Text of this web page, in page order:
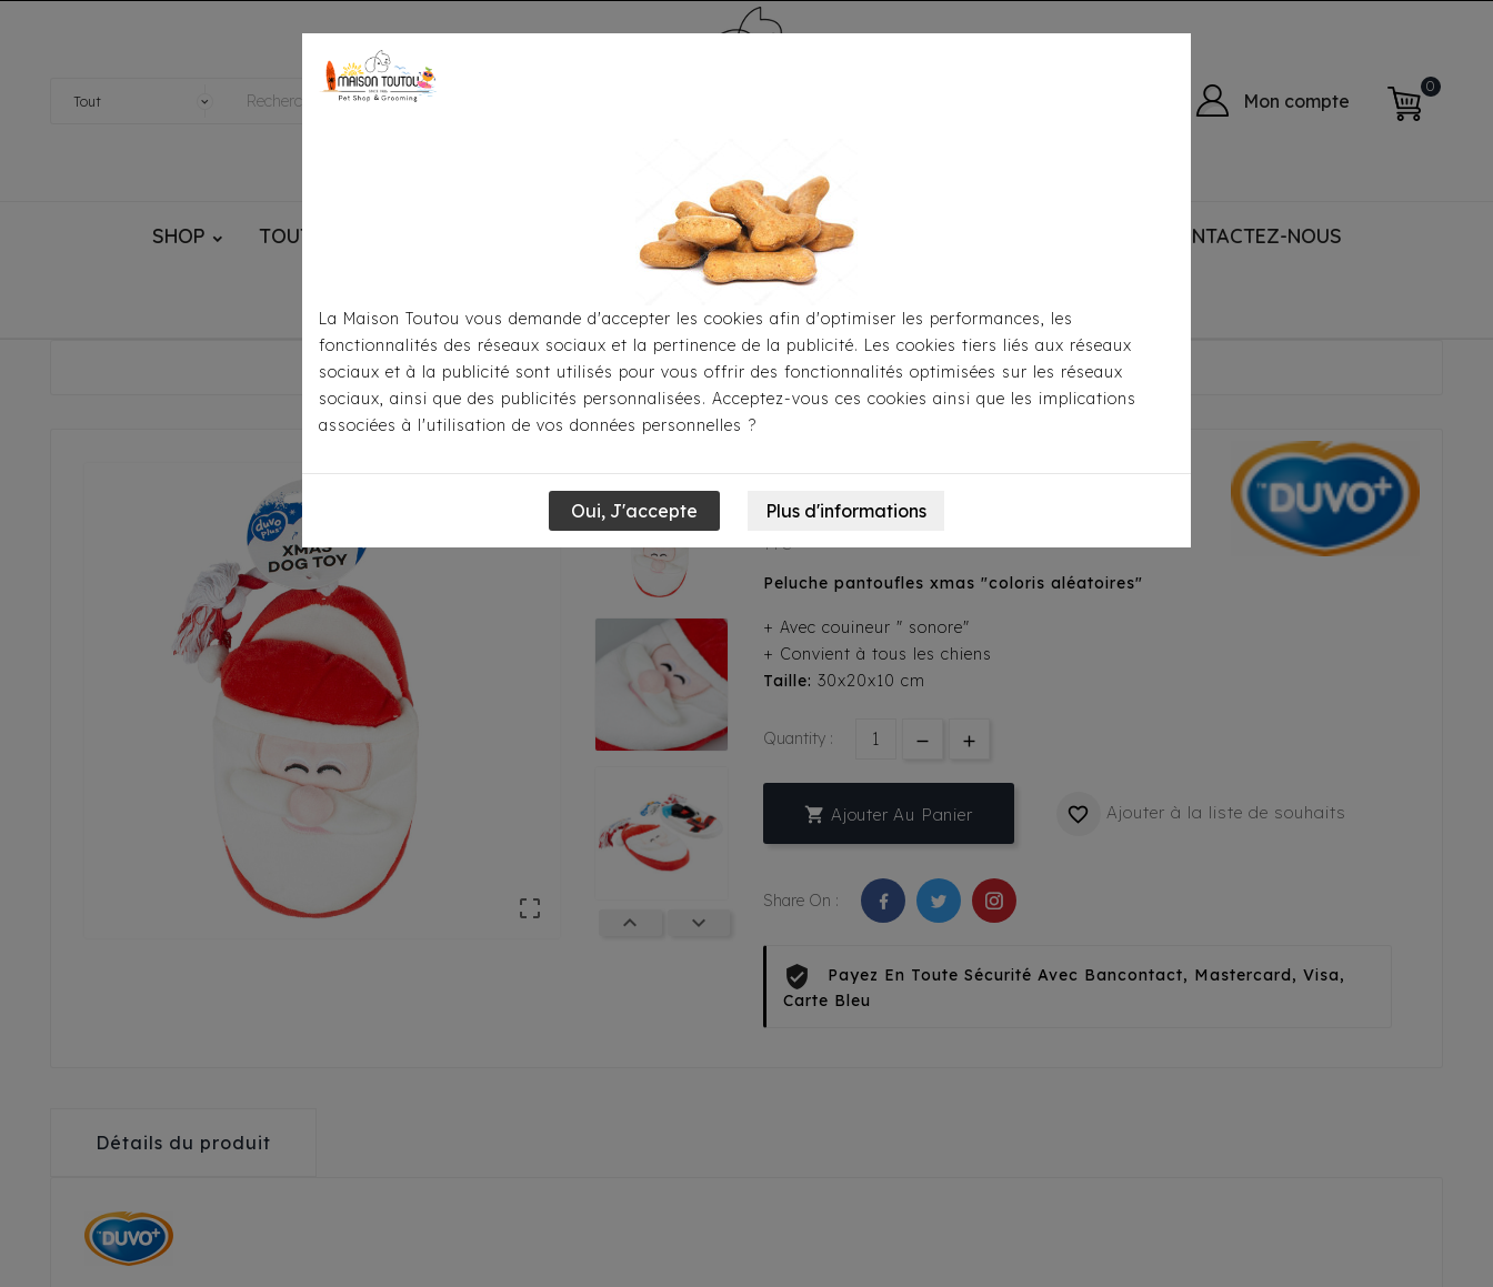
Mon compte
0
SHOP TOUTOU® HANDMADE MÉDAILLE - PET ID TAG TOILETTAGE CONTACTEZ-NOUS
Accueil Pour Jouer Peluches-Doudous Peluche Pantoufles Xmas

 
Peluche Pantoufles Xmas
8,95 €
TTC
Peluche pantoufles xmas "coloris aléatoires"
+ Avec couineur " sonore"
+ Convient à tous les chiens
Taille: 30x20x10 cm
Quantity :
 Ajouter Au Panier  Ajouter à la liste de souhaits
Share On :
Payez En Toute Sécurité Avec Bancontact, Mastercard, Visa,
Carte Bleu
Détails du produit
La Maison Toutou vous demande d'accepter les cookies afin d'optimiser les performances, les
fonctionnalités des réseaux sociaux et la pertinence de la publicité. Les cookies tiers liés aux réseaux
sociaux et à la publicité sont utilisés pour vous offrir des fonctionnalités optimisées sur les réseaux
sociaux, ainsi que des publicités personnalisées. Acceptez-vous ces cookies ainsi que les implications
associées à l'utilisation de vos données personnelles ?